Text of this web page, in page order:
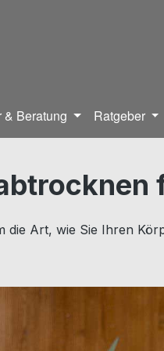
& Beratung Ratgeber
die Art, wie Sie Ihren